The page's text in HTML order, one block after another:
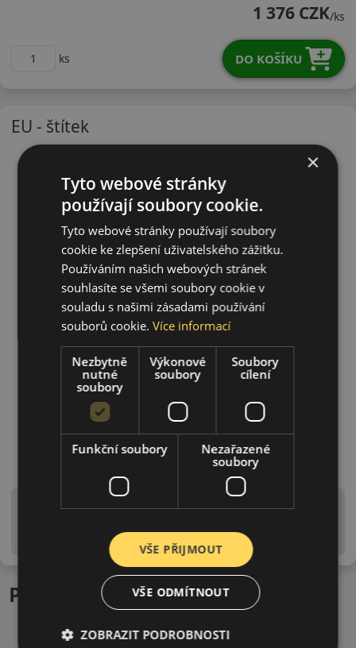
1 376 CZK/ks
ks DO KOŠÍKU
EU - štítek
Upozornění! Hodnoty na štítku jsou pouze
is EU štítky ve smyslu dosud platné (předchozí) legislativy.
Podobné produkty
×
Tyto webové stránky
používají soubory cookie.
Tyto webové stránky používají soubory
cookie ke zlepšení uživatelského zážitku.
Používáním našich webových stránek
souhlasíte se všemi soubory cookie v
souladu s našimi zásadami používání
souborů cookie.Více informací
Nezbytně
nutné
soubory
Výkonové
soubory
Soubory
cílení
Funkční soubory
Nezařazené
soubory
VŠE PŘIJMOUT
VŠE ODMÍTNOUT
ZOBRAZIT PODROBNOSTI